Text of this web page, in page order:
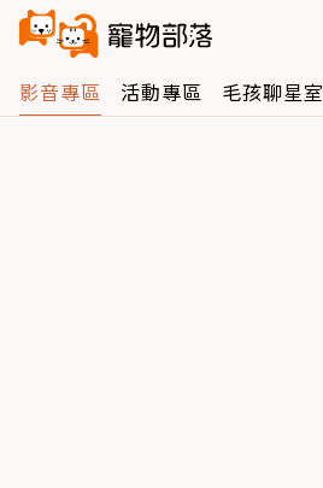
影音專區 活動專區 毛孩聊星室